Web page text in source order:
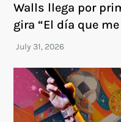
Walls llega por
gira “El día que